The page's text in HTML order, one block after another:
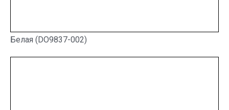
Белая (DO9837-002)